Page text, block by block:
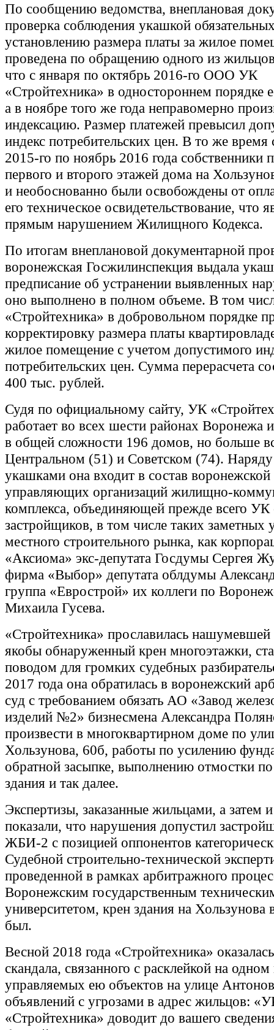
По сообщению ведомства, внеплановая
проверка соблюдения укашкой
установлению размера платы за жилое
проведена по обращению одного из
что с января по октябрь 2016-го ООО УК
«Стройтехника» в одностороннем порядке
а в ноябре того же года неправомерно
индексацию. Размер платежей превысил
индекс потребительских цен. В то же время
2015-го по ноябрь 2016 года собственники
первого и второго этажей дома на
и необоснованно были освобождены от
его техническое освидетельствование, что
прямым нарушением Жилищного Кодекса.
По итогам внеплановой документарной
воронежская Госжилинспекция выдала
предписание об устранении выявленных
оно выполнено в полном объеме. В том
«Стройтехника» в добровольном порядке
корректировку размера платы
жилое помещение с учетом допустимого
потребительских цен. Сумма перерасчета
400 тыс. рублей.
Судя по официальному сайту, УК
работает во всех шести районах Воронежа
в общей сложности 196 домов, но больше
Центральном (51) и Советском (74).
укашками она входит в состав
управляющих организаций жилищно-
комплекса, объединяющей прежде всего УК
застройщиков, в том числе таких заметных
местного строительного рынка, как
«Аксиома» экс-депутата Госдумы Сергея
фирма «Выбор» депутата облдумы
группа «Еврострой» их коллеги по
Михаила Гусева.
«Стройтехника» прославилась нашумевшей
якобы обнаруженный крен многоэтажки,
поводом для громких судебных
2017 года она обратилась в воронежский
суд с требованием обязать АО «Завод
изделий №2» бизнесмена Александра
произвести в многоквартирном доме по
Хользунова, 60б, работы по усилению
обратной засыпке, выполнению отмостки
здания и так далее.
Экспертизы, заказанные жильцами, а затем
показали, что нарушения допустил
ЖБИ-2 с позицией оппонентов
Судебной строительно-технической
проведенной в рамках арбитражного
Воронежским государственным
университетом, крен здания на Хользунова
был.
Весной 2018 года «Стройтехника»
скандала, связанного с расклейкой на одном
управляемых ею объектов на улице
объявлений с угрозами в адрес жильцов:
«Стройтехника» доводит до вашего